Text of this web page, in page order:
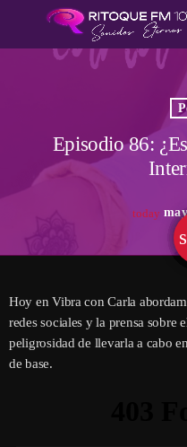
Episodio 86:
today
Hoy en Vibra con Carla
redes sociales y la prensa sobre
peligrosidad de llevarla a cabo
de base.